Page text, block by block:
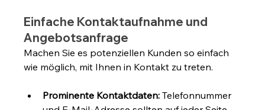
Einfache Kontaktaufnahme und
Angebotsanfrage
Machen Sie es potenziellen Kunden so einfach
wie möglich, mit Ihnen in Kontakt zu treten.
Prominente Kontaktdaten: Telefonnummer